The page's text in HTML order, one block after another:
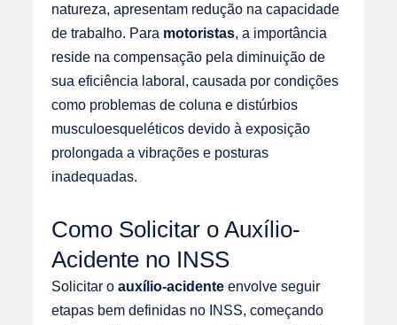
natureza, apresentam redução na capacidade
de trabalho. Para motoristas, a importância
reside na compensação pela diminuição de
sua eficiência laboral, causada por condições
como problemas de coluna e distúrbios
musculoesqueléticos devido à exposição
prolongada a vibrações e posturas
inadequadas.
Como Solicitar o Auxílio-
Acidente no INSS
Solicitar oauxílio-acidente envolve seguir
etapas bem definidas no INSS, começando